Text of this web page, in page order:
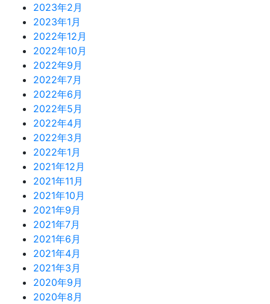
2023年2月
2023年1月
2022年12月
2022年10月
2022年9月
2022年7月
2022年6月
2022年5月
2022年4月
2022年3月
2022年1月
2021年12月
2021年11月
2021年10月
2021年9月
2021年7月
2021年6月
2021年4月
2021年3月
2020年9月
2020年8月